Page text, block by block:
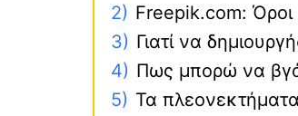
2) Freepik.com:
3) Γιατί να
4) Πως μπορώ να
5) Τα